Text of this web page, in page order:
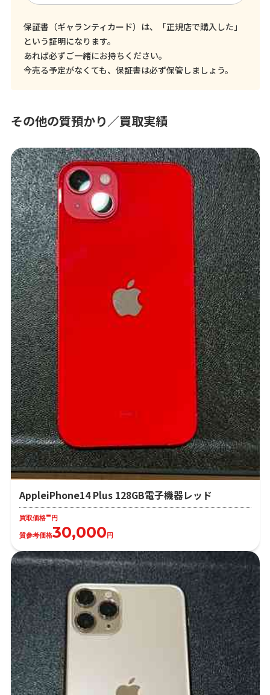
保証書（ギャランティカード）は、「正規店で購入した」
という証明になります。
あれば必ずご一緒にお持ちください。
今売る予定がなくても、保証書は必ず保管しましょう。
その他の質預かり／買取実績
AppleiPhone14 Plus 128GB電子機器レッド
買取価格-円
質参考価格30,000円